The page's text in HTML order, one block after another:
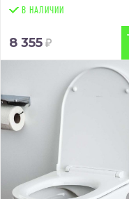
В НАЛИЧИИ
8 355